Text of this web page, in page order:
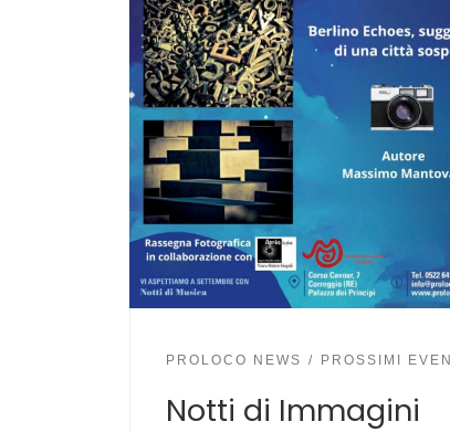
PROLOCO NEWS PROSSIMI
Notti di Immagini